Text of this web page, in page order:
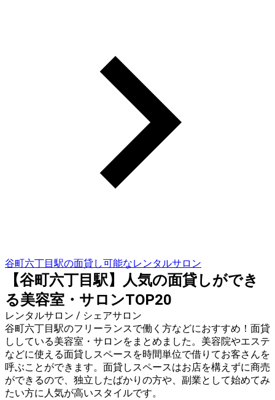
谷町六丁目駅の面貸し可能なレンタルサロン
【谷町六丁目駅】人気の面貸しができ
る美容室・サロンTOP20
レンタルサロン / シェアサロン
谷町六丁目駅のフリーランスで働く方などにおすすめ！面貸
ししている美容室・サロンをまとめました。美容院やエステ
などに使える面貸しスペースを時間単位で借りてお客さんを
呼ぶことができます。面貸しスペースはお店を構えずに商売
ができるので、独立したばかりの方や、副業として始めてみ
たい方に人気が高いスタイルです。